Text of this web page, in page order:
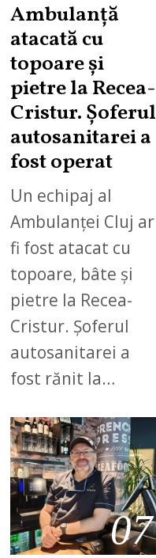
Ambulanță
atacată cu
topoare și
pietre la Recea-
Cristur. Șoferul
autosanitarei a
fost operat
Un echipaj al
Ambulanței Cluj ar
fi fost atacat cu
topoare, bâte și
pietre la Recea-
Cristur. Șoferul
autosanitarei a
fost rănit la…
07